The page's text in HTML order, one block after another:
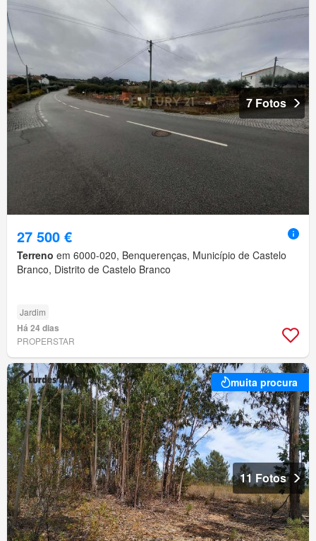
7 Fotos
27 500 €
Terreno em 6000-020, Benquerenças, Município de Castelo
Branco, Distrito de Castelo Branco
Jardim
Há 24 dias
PROPERSTAR
muita procura
11 Fotos